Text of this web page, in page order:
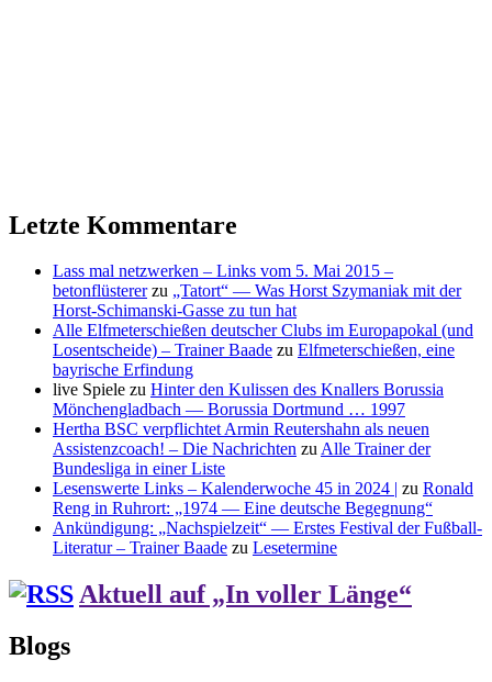
Letzte Kommentare
Lass mal netzwerken – Links vom 5. Mai 2015 –
betonflüstererzu „Tatort“ — Was Horst Szymaniak mit der
Horst-Schimanski-Gasse zu tun hat
Alle Elfmeterschießen deutscher Clubs im Europapokal (und
Losentscheide) – Trainer Baade zu Elfmeterschießen, eine
bayrische Erfindung
live Spiele zu Hinter den Kulissen des Knallers Borussia
Mönchengladbach — Borussia Dortmund … 1997
Hertha BSC verpflichtet Armin Reutershahn als neuen
Assistenzcoach! – Die Nachrichten zuAlle Trainer der
Bundesliga in einer Liste
Lesenswerte Links – Kalenderwoche 45 in 2024 | zu Ronald
Reng in Ruhrort: „1974 — Eine deutsche Begegnung“
Ankündigung: „Nachspielzeit“ — Erstes Festival der Fußball-
Literatur – Trainer Baade zu Lesetermine
Aktuell auf „In voller Länge“
Blogs